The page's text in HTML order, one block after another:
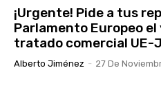
¡Urgente! Pide a tus
Parlamento Europeo
tratado comercial UE-
Alberto Jiménez - 27 De